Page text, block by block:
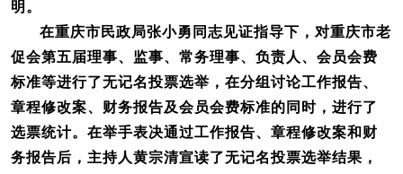
明。
在重庆市民政局张小勇同志见证指导下，对重庆市老
促会第五届理事、监事、常务理事、负责人、会员会费
标准等进行了无记名投票选举，在分组讨论工作报告、
章程修改案、财务报告及会员会费标准的同时，进行了
选票统计。在举手表决通过工作报告、章程修改案和财
务报告后，主持人黄宗清宣读了无记名投票选举结果，